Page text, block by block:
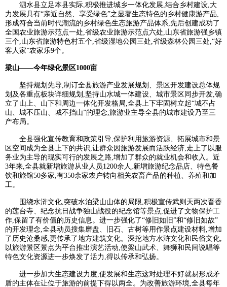
泗水县立足本县实际,积极推进城乡一体化发展,结合乡村建设,大
力发展具有“亲近自然、享受绿色”之显著生态特色的乡村健康游产品,
形成符合当前时代潮流的乡村绿色生态旅游产品体系,先后创建成功了
全国农业旅游示范点一处,省级农业旅游示范点六处,山东省旅游强乡镇
三个,山东省旅游特色村五个,省级湿地公园三处,省级森林公园三处,“好
客人家”农家乐9个。
梁山——今年绿化景区1000亩
坚持规划先导,制订全县旅游产业发展规划、景区开发建设总体规
划及各重点板块详细规划,坚持山水城一体建设、城市景区同步开发,确
立了山上、山下和周边一体化开发格局,全县上下牢固树立起“城不占
山、城不压山、城不挡山”的理念,旅游业主导全县的城市建设乃至三
产布局。
全县强化宣传教育和政策引导,保护利用旅游资源、拓展城市和景
区空间成为全县上下的共识,让群众因旅游发展而活跃经济,走上了以服
务业为主导的现实可行的发展之路,增加了群众的就业机会和收入。近
3年来,全县就新增旅游从业人员1200余人,新增旅游纪念品店、特色餐
饮和旅馆50多家,有350余家农户转向相关农畜产品的种植、养殖和加
工。
围绕水浒文化,突破水泊梁山山体的局限,积极宣传武则天两次晋香
的莲台寺、纪念抗日战争独山战役的纪念馆等景点,促进了文物保护工
作,保留了有价值的历史信息。进一步强化了“修旧如旧”和“修旧如故”
的开发理念,全县动员搜集磨盘、旧石、古树等用作景点建设材料,增加
了历史沧桑感,更传承了地方建筑文化。深挖地方水浒文化和民俗文化,
以旅游景区景点为平台推出演艺活动,使梁山武术、舞狮和民间说唱等
特色文化资源进一步焕发了活力,得以传承和弘扬。
进一步加大生态建设力度,使发展和生态这对处理不好就易形成矛
盾的主体在让位于旅游的前提下得以两全。为改善旅游环境,全县每年